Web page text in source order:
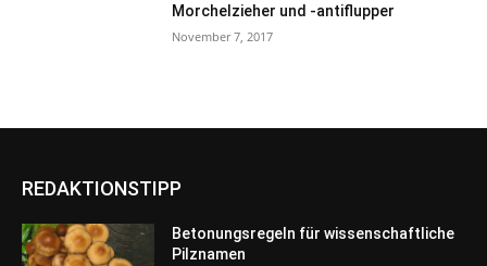
Morchelzieher und -antiflupper
November 7, 2017
REDAKTIONSTIPP
Betonungsregeln für wissenschaftliche
Pilznamen